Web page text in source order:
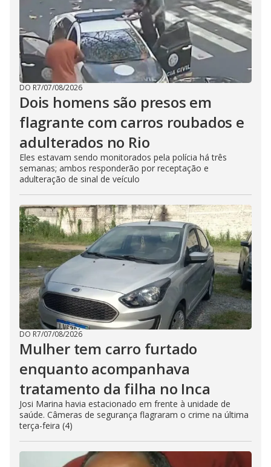
DO R7/07/08/2026
Dois homens são presos em
flagrante com carros roubados e
adulterados no Rio
Eles estavam sendo monitorados pela polícia há três
semanas; ambos responderão por receptação e
adulteração de sinal de veículo
DO R7/07/08/2026
Mulher tem carro furtado
enquanto acompanhava
tratamento da filha no Inca
Josi Marina havia estacionado em frente à unidade de
saúde. Câmeras de segurança flagraram o crime na última
terça-feira (4)